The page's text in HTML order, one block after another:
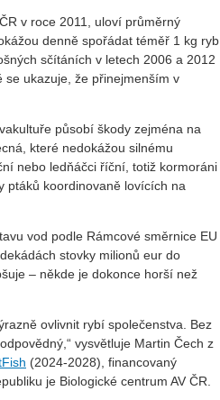
v roce 2011, uloví průměrný
denně spořádat téměř 1 kg ryb
sčítáních v letech 2006 a 2012
se ukazuje, že přinejmenším v
působí škody zejména na
které nedokážou silnému
nebo ledňáčci říční, totiž kormoráni
ptáků koordinovaně lovících na
vod podle Rámcové směrnice EU
stovky milionů eur do
– někde je dokonce horší než
ovlivnit rybí společenstva. Bez
vysvětluje Martin Čech z
(2024-2028), financovaný
je Biologické centrum AV ČR.